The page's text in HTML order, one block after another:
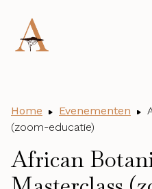
Home Evenementen
(zoom-educatie)
African